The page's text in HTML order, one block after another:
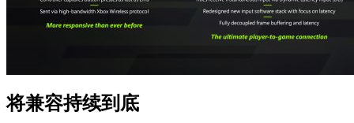
将兼容持续到底